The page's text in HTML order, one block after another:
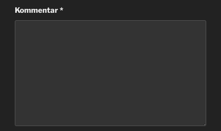
Kommentar*